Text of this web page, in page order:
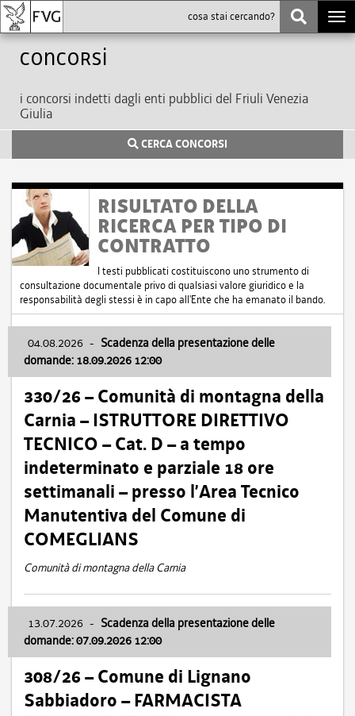
Concorsi
i concorsi indetti dagli enti pubblici del Friuli Venezia
Giulia
CERCA CONCORSI
RISULTATO DELLA
RICERCA PER TIPO DI
CONTRATTO
I testi pubblicati costituiscono uno strumento di
consultazione documentale privo di qualsiasi valore giuridico e la
responsabilità degli stessi è in capo all'Ente che ha emanato il bando.
04.08.2026 - Scadenza della presentazione delle
domande: 18.09.2026 12:00
330/26 – Comunità di montagna della
Carnia – ISTRUTTORE DIRETTIVO
TECNICO – Cat. D – a tempo
indeterminato e parziale 18 ore
settimanali – presso l’Area Tecnico
Manutentiva del Comune di
COMEGLIANS
Comunità di montagna della Carnia
13.07.2026 - Scadenza della presentazione delle
domande: 07.09.2026 12:00
308/26 – Comune di Lignano
Sabbiadoro – FARMACISTA